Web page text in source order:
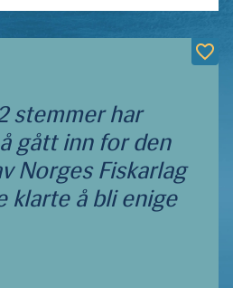
stemmer har
gått inn for den
Norges Fiskarlag
klarte å bli enige